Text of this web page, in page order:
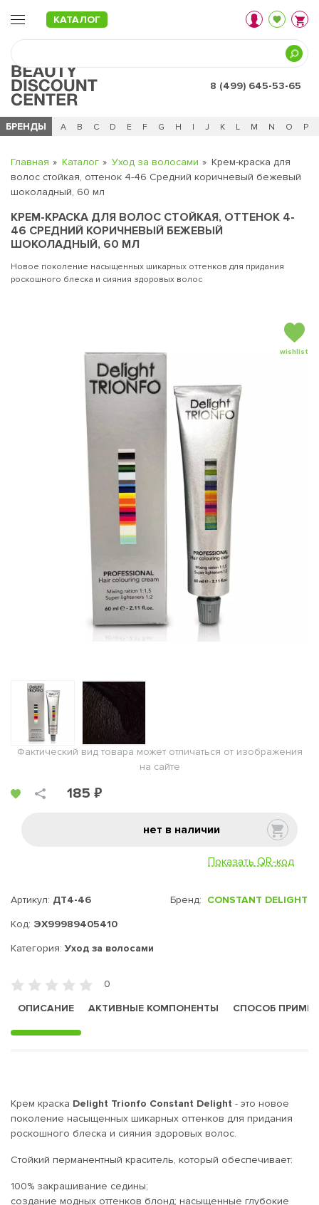
КАТАЛОГ
8 (499) 645-53-65
БРЕНДЫ
Ч 0 - 9 A B C D E F G H I J K L M N O P
Главная Каталог Уход за волосами
Крем-краска для
волос стойкая, оттенок 4-46 Средний коричневый бежевый
шоколадный, 60 мл
КРЕМ-КРАСКА ДЛЯ ВОЛОС СТОЙКАЯ, ОТТЕНОК 4-
46 СРЕДНИЙ КОРИЧНЕВЫЙ БЕЖЕВЫЙ
ШОКОЛАДНЫЙ, 60 МЛ
Новое поколение насыщенных шикарных оттенков для придания
роскошного блеска и сияния здоровых волос
wishlist
Фактический вид товара может отличаться от изображения
на сайте
185 ₽
нет в наличии
Показать QR-код
Артикул: ДТ4-46
Код: ЭХ99989405410
Бренд: CONSTANT DELIGHT
Категория: Уход за волосами
0
ОПИСАНИЕ
АКТИВНЫЕ КОМПОНЕНТЫ СПОСОБ
Крем краска Delight Trionfo Constant Delight - это новое
поколение насыщенных шикарных оттенков для придания
роскошного блеска и сияния здоровых волос.
Стойкий перманентный краситель, который обеспечивает:
100% закрашивание седины;
создание модных оттенков блонд; насыщенные глубокие